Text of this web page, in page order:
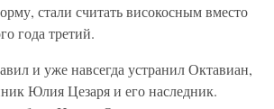
стали считать високосным вместо
года третий.
и уже навсегда устранил Октавиан,
Юлия Цезаря и его наследник.